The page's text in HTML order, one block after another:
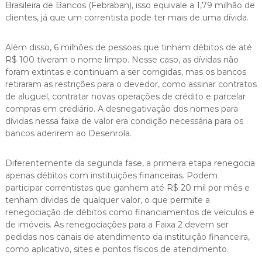
Brasileira de Bancos (Febraban), isso equivale a 1,79 milhão de
clientes, já que um correntista pode ter mais de uma dívida.
Além disso, 6 milhões de pessoas que tinham débitos de até
R$ 100 tiveram o nome limpo. Nesse caso, as dívidas não
foram extintas e continuam a ser corrigidas, mas os bancos
retiraram as restrições para o devedor, como assinar contratos
de aluguel, contratar novas operações de crédito e parcelar
compras em crediário. A desnegativação dos nomes para
dívidas nessa faixa de valor era condição necessária para os
bancos aderirem ao Desenrola.
Diferentemente da segunda fase, a primeira etapa renegocia
apenas débitos com instituições financeiras. Podem
participar correntistas que ganhem até R$ 20 mil por mês e
tenham dívidas de qualquer valor, o que permite a
renegociação de débitos como financiamentos de veículos e
de imóveis. As renegociações para a Faixa 2 devem ser
pedidas nos canais de atendimento da instituição financeira,
como aplicativo, sites e pontos físicos de atendimento.